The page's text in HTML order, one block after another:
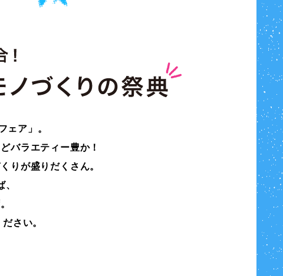
ェア」。
バラエティー豊か！
りが盛りだくさん。
さい。